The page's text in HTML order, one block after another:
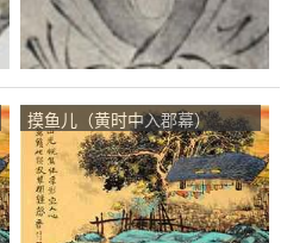
摸鱼儿（黄时中入郡幕）
_【宋朝】_【静山】